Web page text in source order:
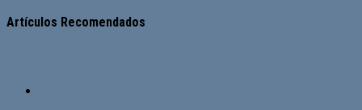
Artículos Recomendados